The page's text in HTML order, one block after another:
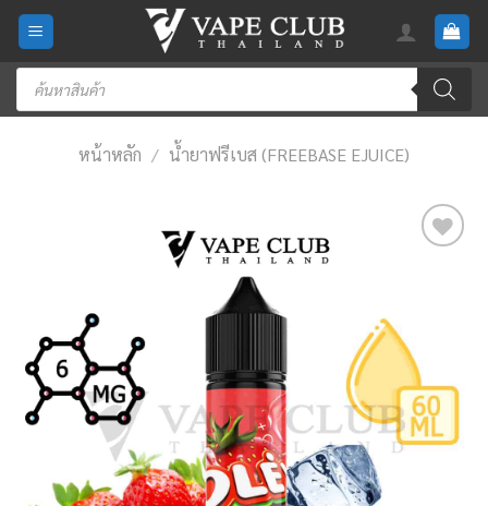
Skip
content
Products
search
หน้าหลัก / น้ำยาฟรีเบส (FREEBASE EJUICE)